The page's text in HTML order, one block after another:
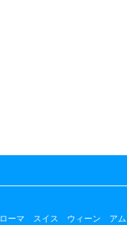
ローマ スイス ウィーン ア